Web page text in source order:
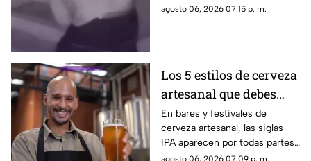
Paula Fajardo fue localizado y
agosto 06, 2026 07:15 p. m.
Los 5 estilos de cerveza
artesanal que debes
conocer
En bares y festivales de
cerveza artesanal, las siglas
IPA aparecen por todas partes.
Pero, ¿qué significa realmente
agosto 06, 2026 07:09 p. m.